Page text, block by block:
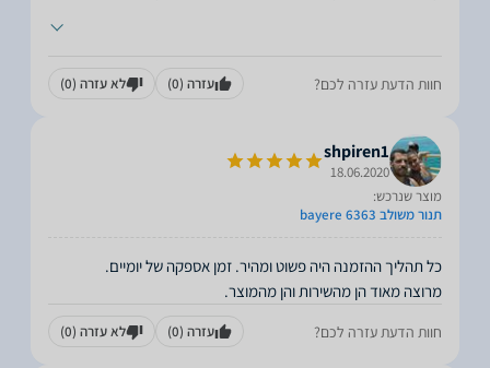
חוות הדעת עזרה לכם? עזרה (0) לא עזרה (0)
shpiren1
18.06.2020
מוצר שנרכש:
תנור משולב bayere 6363
מרוצה מאוד הן מהשירות והן מהמוצר.
חוות הדעת עזרה לכם? עזרה (0) לא עזרה (0)